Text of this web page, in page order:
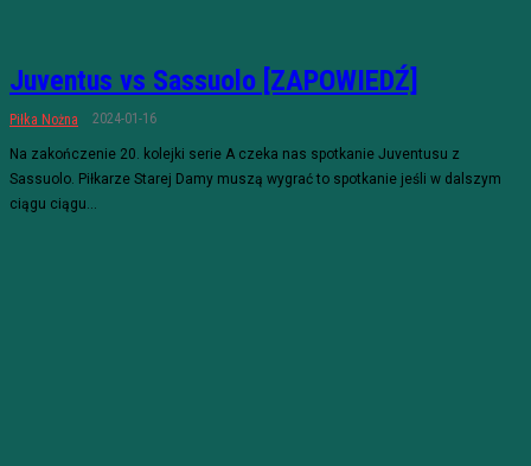
Juventus vs Sassuolo [ZAPOWIEDŹ]
Piłka Nożna 2024-01-16
Na zakończenie 20. kolejki serie A czeka nas spotkanie Juventusu z
Sassuolo. Piłkarze Starej Damy muszą wygrać to spotkanie jeśli w dalszym
ciągu ciągu...